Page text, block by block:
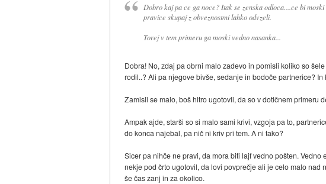
Dobro kaj pa ce ga noce? Itak se zenska odloca....ce bi
pravice skupaj z obveznostmi lahko odvzeli.
Torej v tem primeru ga moski vedno nasanka...
Dobra! No, zdaj pa obrni malo zadevo in pomisli koliko so
rodil..? Ali pa njegove bivše, sedanje in bodoče partnerice?
Zamisli se malo, boš hitro ugotovil, da so v dotičnem primeru
Ampak ajde, starši so si malo sami krivi, vzgoja pa to,
do konca najebal, pa nič ni kriv pri tem. A ni tako?
Sicer pa nihče ne pravi, da mora biti lajf vedno pošten.
nekje pod črto ugotovil, da lovi povprečje ali je celo malo
še čas zanj in za okolico.